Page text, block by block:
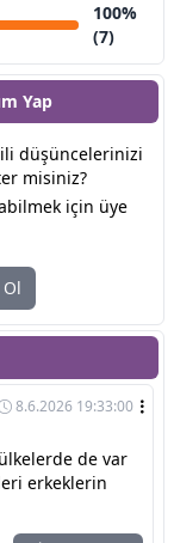
100%
(7)
Yap
düşüncelerinizi
misiniz?
için üye
Ol
8.6.2026 19:33:00
de var
erkeklerin